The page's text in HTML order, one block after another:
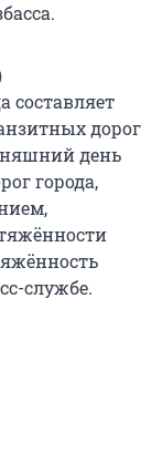
составляет
дорог
день
города,
службе.